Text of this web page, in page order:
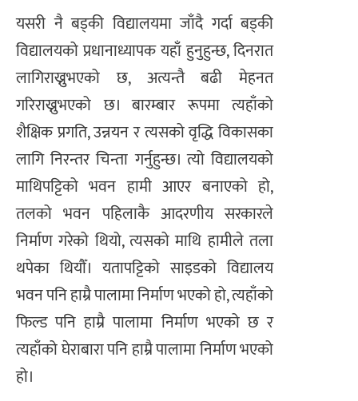
​यसरी नै बड्की विद्यालयमा जाँदै गर्दा बड्की
विद्यालयको प्रधानाध्यापक यहाँ हुनुहुन्छ, दिनरात
लागिराख्नुभएको छ, अत्यन्तै बढी मेहनत
गरिराख्नुभएको छ। बारम्बार रूपमा त्यहाँको
शैक्षिक प्रगति, उन्नयन र त्यसको वृद्धि विकासका
लागि निरन्तर चिन्ता गर्नुहुन्छ। त्यो विद्यालयको
माथिपट्टिको भवन हामी आएर बनाएको हो,
तलको भवन पहिलाकै आदरणीय सरकारले
निर्माण गरेको थियो, त्यसको माथि हामीले तला
थपेका थियौँ। यतापट्टिको साइडको विद्यालय
भवन पनि हाम्रै पालामा निर्माण भएको हो, त्यहाँको
फिल्ड पनि हाम्रै पालामा निर्माण भएको छ र
त्यहाँको घेराबारा पनि हाम्रै पालामा निर्माण भएको
हो।